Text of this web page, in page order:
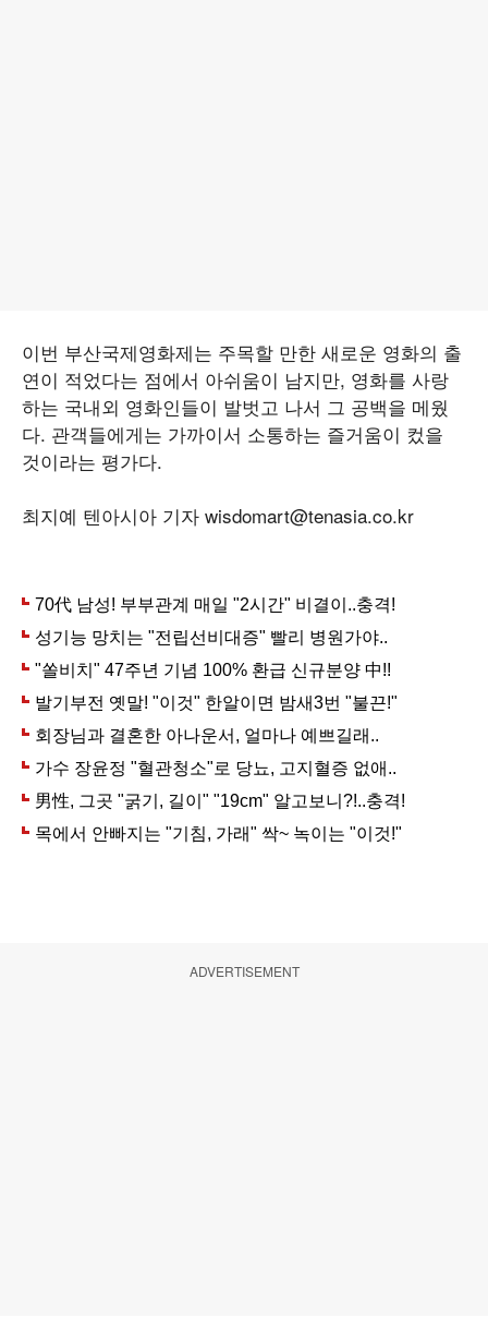
이번 부산국제영화제는 주목할 만한 새로운 영화의 출
연이 적었다는 점에서 아쉬움이 남지만, 영화를 사랑
하는 국내외 영화인들이 발벗고 나서 그 공백을 메웠
다. 관객들에게는 가까이서 소통하는 즐거움이 컸을
것이라는 평가다.
최지예 텐아시아 기자 wisdomart@tenasia.co.kr
ADVERTISEMENT